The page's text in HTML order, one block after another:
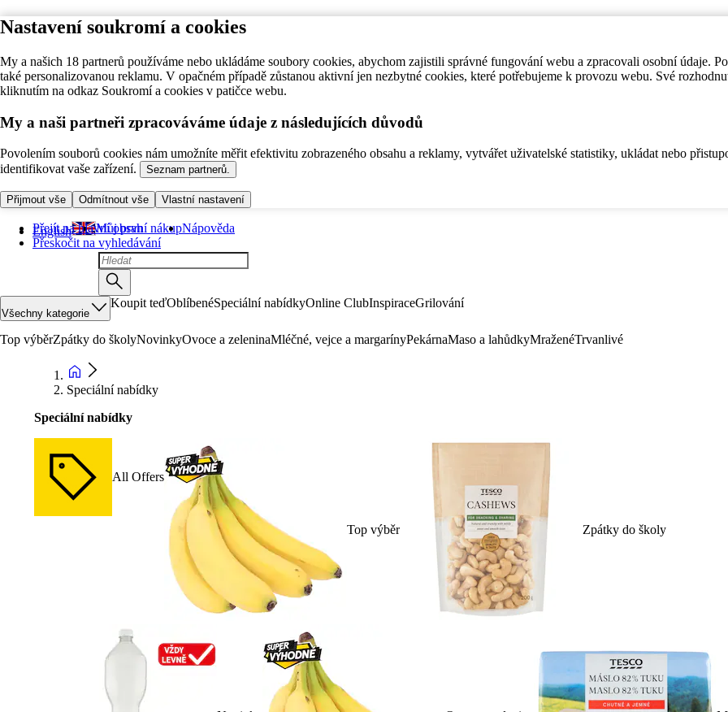
Nastavení soukromí a cookies
My a našich 18 partnerů používáme nebo ukládáme soubory cookies, abychom zajistili správné fungování webu a zpracovali osobní údaje.
také personalizovanou reklamu. V opačném případě zůstanou aktivní jen nezbytné cookies, které potřebujeme k provozu webu. Své
kliknutím na odkaz Soukromí a cookies v patičce webu.
My a naši partneři zpracováváme údaje z následujících důvodů
Povolením souborů cookies nám umožníte měřit efektivitu zobrazeného obsahu a reklamy, vytvářet uživatelské statistiky, ukládat nebo
identifikovat vaše zařízení.
Seznam partnerů.
Přijmout vše Odmítnout vše Vlastní nastavení
Přejít na hlavní obsah
Přeskočit na vyhledávání
English Můj první nákupNápověda
Všechny kategorie
Koupit teďOblíbenéSpeciální nabídkyOnline ClubInspiraceGrilování
Top výběrZpátky do školyNovinkyOvoce a zeleninaMléčné, vejce a margarínyPekárnaMaso a lahůdkyMraženéTrvanlivé
Speciální nabídky
Speciální nabídky
All Offers
Top výběr Zpátky do školy